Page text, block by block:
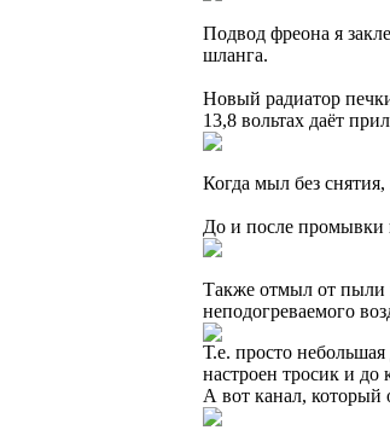
Подвод фреона я
шланга.
Новый радиатор
13,8 вольтах даёт
Когда мыл без
До и после промывки
Также отмыл от пыли
неподогреваемого
Т.е. просто
настроен тросик и до
А вот канал, который